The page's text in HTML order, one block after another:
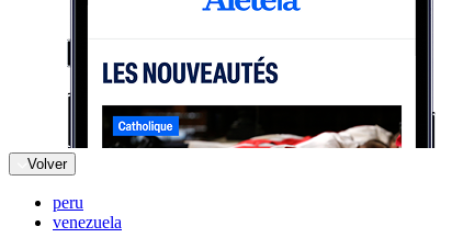
Volver
peru
venezuela